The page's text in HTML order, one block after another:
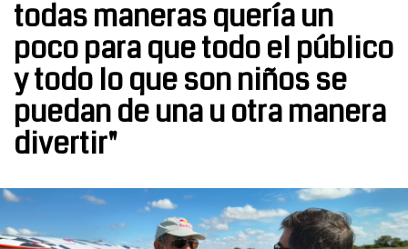
todas maneras quería un
poco para que todo el público
y todo lo que son niños se
puedan de una u otra manera
divertir"